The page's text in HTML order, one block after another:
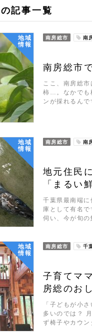
記事一覧
地域
情報
南房総市 南
南房総市
ここ、南房総
柿…。なかでも
ンが採れるん
地域
情報
南房総市 南
地元住民
「まるい
千葉県最南端
庫として有名
伺い、今が旬
地域
情報
南房総市 千
子育てマ
房総のお
「子どもが小
多いのでは？
ず椅子やカウ